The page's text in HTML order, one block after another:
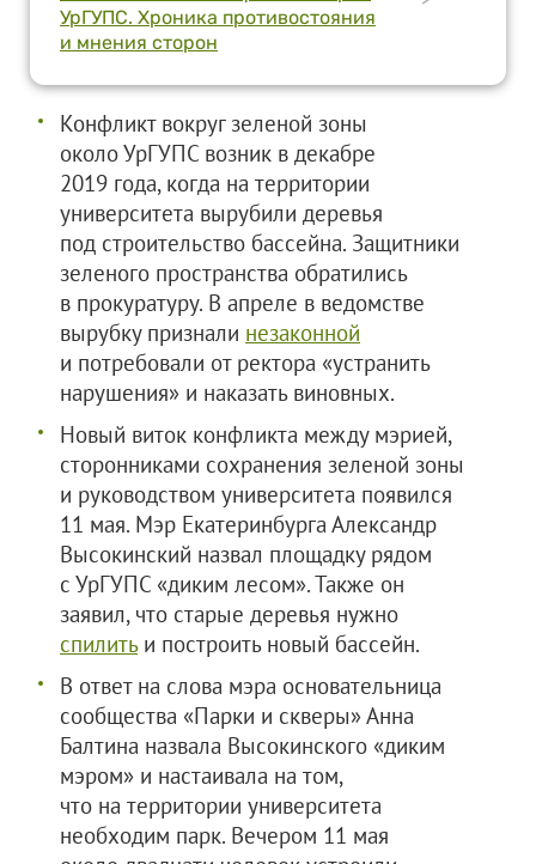
УрГУПС. Хроника противостояния
и мнения сторон
Конфликт вокруг зеленой зоны
около УрГУПС возник в декабре
2019 года, когда на территории
университета вырубили деревья
под строительство бассейна. Защитники
зеленого пространства обратились
в прокуратуру. В апреле в ведомстве
вырубку признали незаконной
и потребовали от ректора «устранить
нарушения» и наказать виновных.
Новый виток конфликта между мэрией,
сторонниками сохранения зеленой зоны
и руководством университета появился
11 мая. Мэр Екатеринбурга Александр
Высокинский назвал площадку рядом
с УрГУПС «диким лесом». Также он
заявил, что старые деревья нужно
спилитьи построить новый бассейн.
В ответ на слова мэра основательница
сообщества «Парки и скверы» Анна
Балтина назвала Высокинского «диким
мэром» и настаивала на том,
что на территории университета
необходим парк. Вечером 11 мая